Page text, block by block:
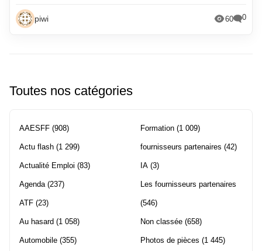
piwi 60 0
Toutes nos catégories
AAESFF (908)
Actu flash (1 299)
Actualité Emploi (83)
Agenda (237)
ATF (23)
Au hasard (1 058)
Automobile (355)
Formation (1 009)
fournisseurs partenaires (42)
IA (3)
Les fournisseurs partenaires
(546)
Non classée (658)
Photos de pièces (1 445)